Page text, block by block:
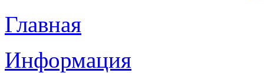
Главная
Информация